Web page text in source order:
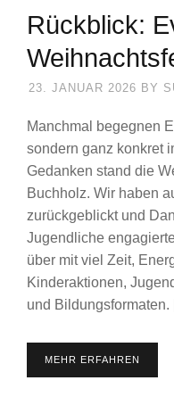
Rückblick:
23. JANUAR 2026 BY
Manchmal begegnen
sondern ganz konkret
Gedanken stand die
Buchholz. Wir haben
zurückgeblickt und
Jugendliche
über mit viel Zeit,
Kinderaktionen,
und
MEHR ERFAHREN